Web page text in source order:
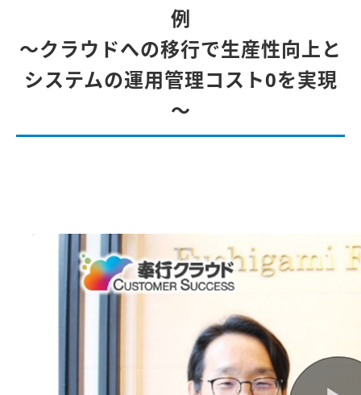
例
～クラウドへの移行で生産性向上と
システムの運用管理コスト0を実現
～